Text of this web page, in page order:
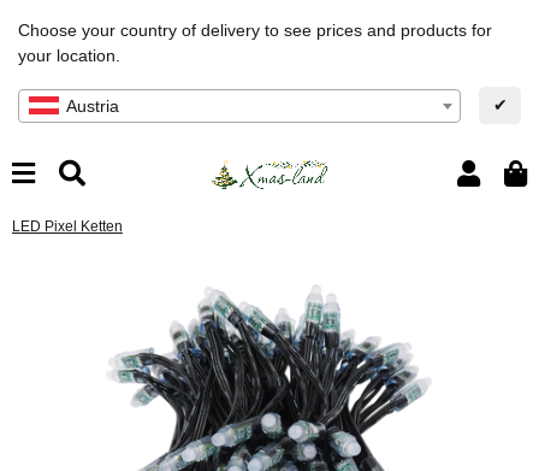
Choose your country of delivery to see prices and products for
your location.
Austria ✔
LED Pixel Ketten